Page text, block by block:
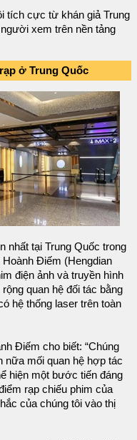
tích cực từ khán giả Trung
xem trên nền tảng
ở Trung Quốc
tại Trung Quốc trong
Điếm (Hengdian
điện ảnh và truyền hình
quan hệ đối tác bằng
hệ thống laser trên toàn
Điếm cho biết: “Chúng
mối quan hệ hợp tác
hiện một bước tiến đáng
rạp chiếu phim của
của chúng tôi vào thị